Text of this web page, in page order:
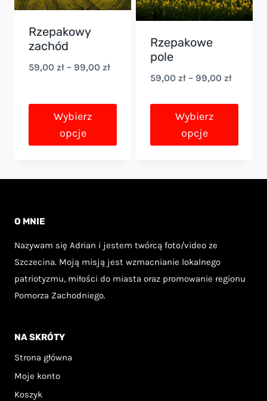
Rzepakowy
zachód
59,00 zł – 99,00 złZakres
od
do
Wybierz
opcje
Opcje
można
wybrać
Rzepakowe
pole
59,00 zł – 99,00 złZakres
Wybierz
opcje
Opcje
można
wybrać
O MNIE
Nazywam się Adrian i jestem twórcą foto/video ze
Szczecina. Moją misją jest wzmacnianie lokalnego
patriotyzmu, miłości do miasta oraz promowanie regionu
Pomorza Zachodniego.
NA SKRÓTY
Strona główna
Moje konto
Koszyk